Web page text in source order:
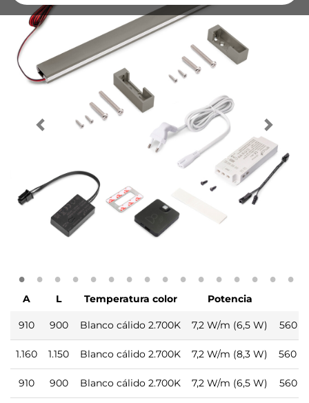
A L Temperatura color Potencia
910 900 Blanco cálido 2.700K 7,2 W/m (6,5 W) 560
1.160 1.150 Blanco cálido 2.700K 7,2 W/m (8,3 W) 560
910 900 Blanco cálido 2.700K 7,2 W/m (6,5 W) 560